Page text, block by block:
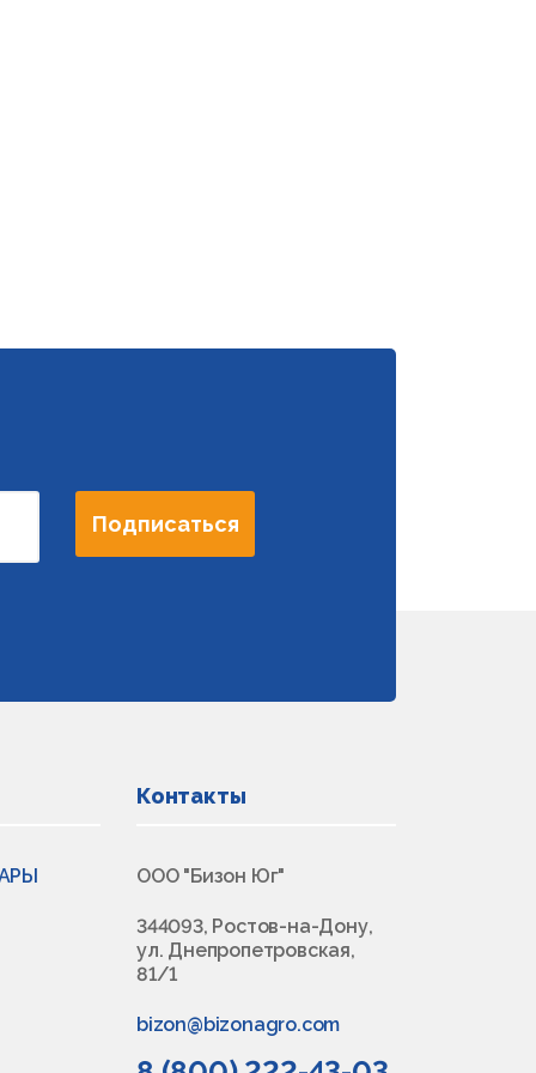
Подписаться
Контакты
ООО "Бизон Юг"
344093, Ростов-на-Дону,
ул. Днепропетровская,
81/1
bizon@bizonagro.com